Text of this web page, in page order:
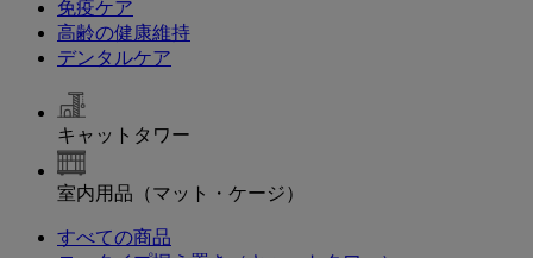
免疫ケア
高齢の健康維持
デンタルケア
キャットタワー
室内用品（マット・ケージ）
すべての商品